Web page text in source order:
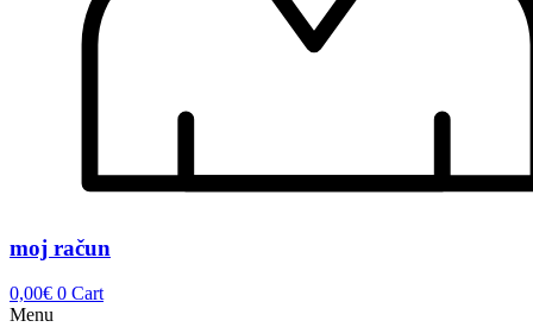
moj račun
0,00€ 0 Cart
Menu